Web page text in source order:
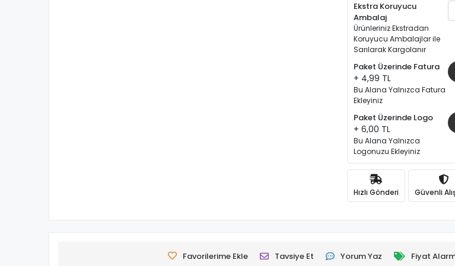
Ekstra Koruyucu
Ambalaj
Ürünleriniz Ekstradan
Koruyucu Ambalajlar ile
Sarılarak Kargolanır
Paket Üzerinde Fatura
+ 4,99 TL
Bu Alana Yalnızca Fatura
Ekleyiniz
Paket Üzerinde Logo
+ 6,00 TL
Bu Alana Yalnızca
Logonuzu Ekleyiniz
Hızlı Gönderi Güvenli
Favorilerime Ekle Tavsiye Et Yorum Yaz Fiyat